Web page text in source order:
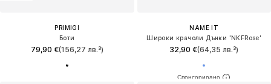
PRIMIGI
Боти
79,90 €(156,27 лв.³)
NAME IT
Широки крачоли Дънки 'NKFRose'
32,90 €(64,35 лв.³)